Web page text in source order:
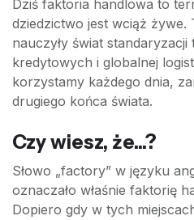
Dziś faktoria handlowa to
dziedzictwo jest wciąż żywe.
nauczyły świat
kredytowych i globalnej
korzystamy każdego dnia,
drugiego końca świata.
Czy wiesz, że...?
Słowo „factory” w języku
oznaczało właśnie faktorię
Dopiero gdy w tych